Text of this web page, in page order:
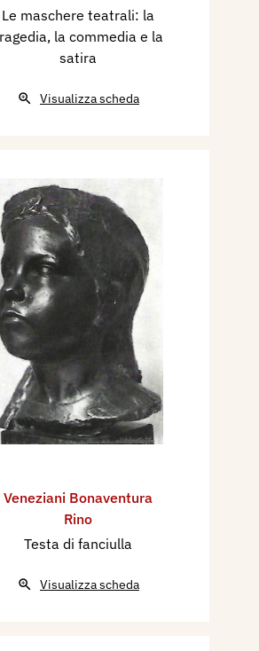
Le maschere teatrali: la
la commedia e la
satira
Visualizza scheda
Veneziani Bonaventura
Rino
Testa di fanciulla
Visualizza scheda